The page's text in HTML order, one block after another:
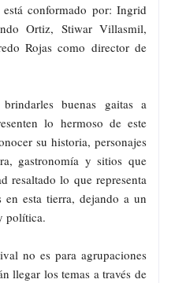
conformado por: Ingrid
Ortiz, Stiwar Villasmil,
Rojas como director de
buenas gaitas a
lo hermoso de este
su historia, personajes
gastronomía y sitios que
resaltado lo que representa
esta tierra, dejando a un
política.
no es para agrupaciones
llegar los temas a través de